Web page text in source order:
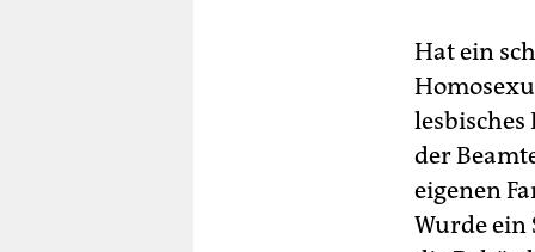
Hat ein
der
eigenen
Wurde ein